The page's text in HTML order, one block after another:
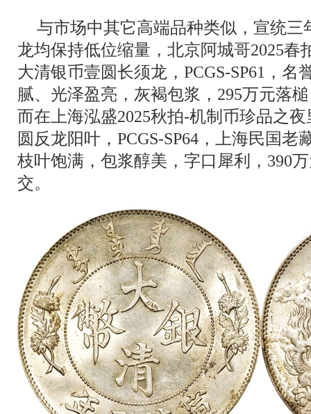
与市场中其它高端品种类似，宣统
龙均保持低位缩量，北京阿城哥2025春
大清银币壹圆长须龙，PCGS-SP61，
腻、光泽盈亮，灰褐包浆，295万元落
而在上海泓盛2025秋拍-机制币珍品之
圆反龙阳叶，PCGS-SP64，上海民国
枝叶饱满，包浆醇美，字口犀利，390
交。